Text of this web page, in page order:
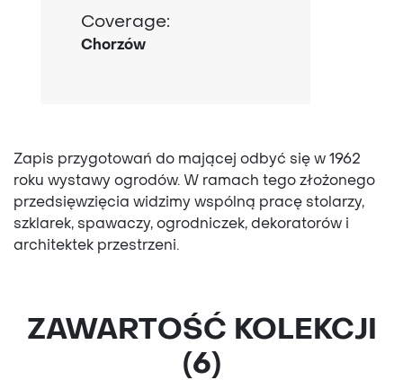
Zapis przygotowań do mającej odbyć się w 1962
roku wystawy ogrodów. W ramach tego złożonego
przedsięwzięcia widzimy wspólną pracę stolarzy,
szklarek, spawaczy, ogrodniczek, dekoratorów i
architektek przestrzeni.
ZAWARTOŚĆ KOLEKCJI
(6)
Coverage:
Chorzów